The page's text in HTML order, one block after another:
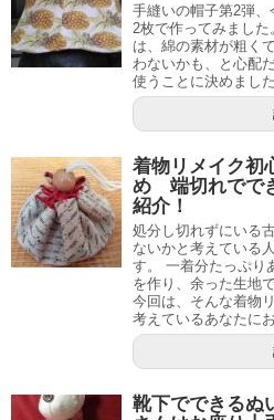
手縫いの帽子第2弾
2枚で作ってみまし
は、綿の素材が粗く
わないかも、と心配
使うことに決めました
着物リメイク初
め 端切れでで
紹介！
処分し切れずにいる
ないかと考えている
す。 一着分たっぷり
を作り、余った生地
今回は、そんな着物
考えているあなたに
靴下でできる